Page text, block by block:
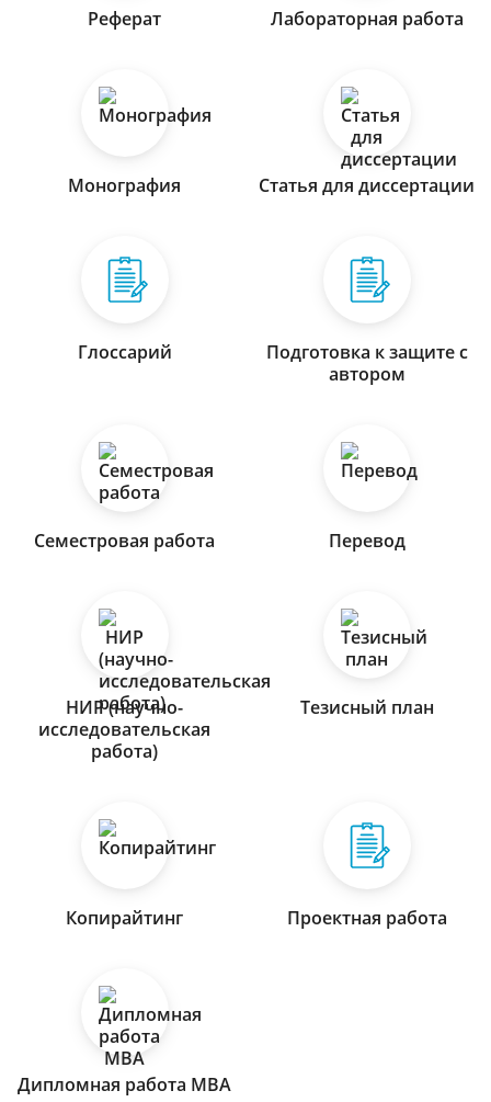
Реферат Лабораторная работа
Монография Статья для диссертации
Глоссарий
Подготовка к защите с
автором
Семестровая работа Перевод
НИР (научно-
исследовательская
работа)
Тезисный план
Копирайтинг Проектная работа
Дипломная работа МВА